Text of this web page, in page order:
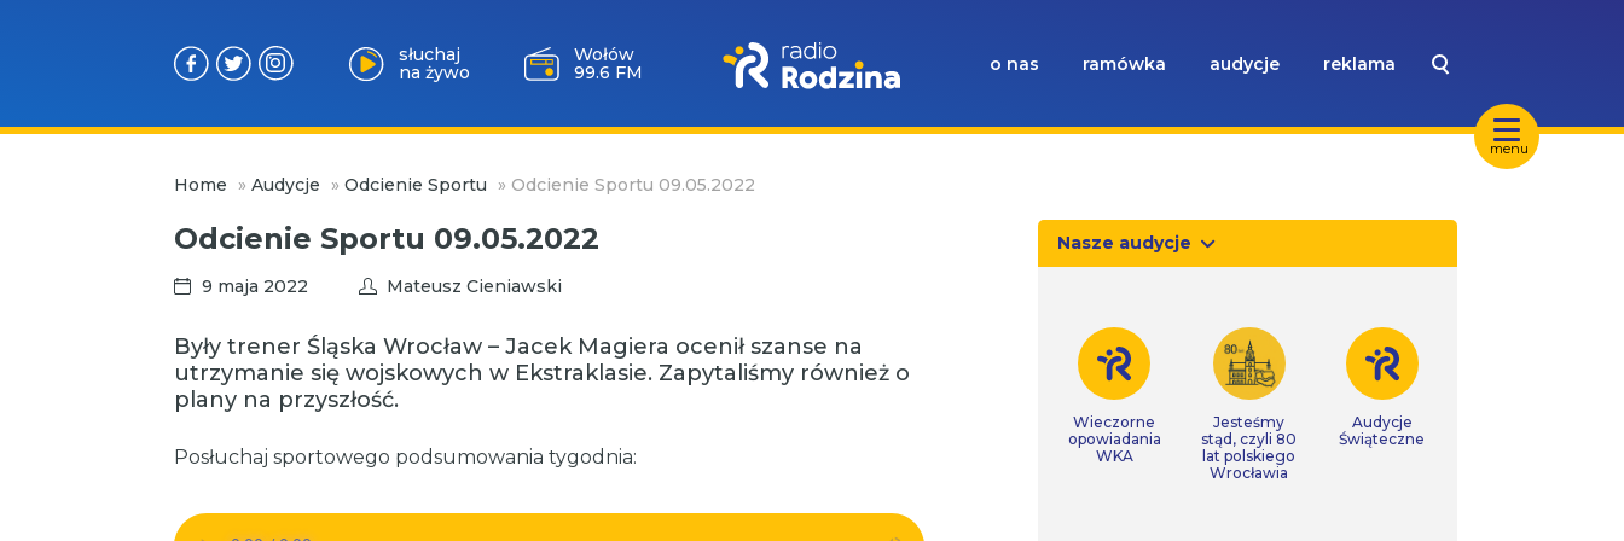
menu
słuchaj
na żywo
Wołów
99.6 FM
o nas ramówka audycje reklama
Home » Audycje » Odcienie Sportu » Odcienie Sportu 09.05.2022
Odcienie Sportu 09.05.2022
9 maja 2022 Mateusz Cieniawski
Były trener Śląska Wrocław – Jacek Magiera ocenił szanse na
utrzymanie się wojskowych w Ekstraklasie. Zapytaliśmy również o
plany na przyszłość.
Posłuchaj sportowego podsumowania tygodnia:
Nasze audycje
Wieczorne
opowiadania
WKA
Jesteśmy
stąd, czyli 80
lat polskiego
Wrocławia
Audycje
Świąteczne